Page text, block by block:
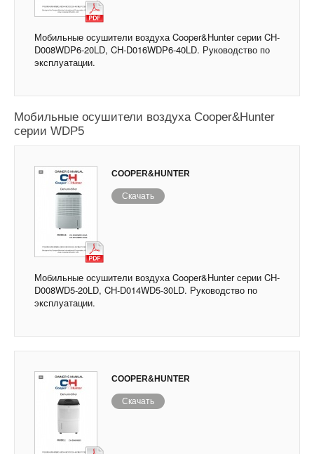
Мобильные осушители воздуха Cooper&Hunter серии CH-
D008WDP6-20LD, CH-D016WDP6-40LD. Руководство по
эксплуатации.
Мобильные осушители воздуха Cooper&Hunter
серии WDP5
COOPER&HUNTER
Скачать
Мобильные осушители воздуха Cooper&Hunter серии CH-
D008WD5-20LD, CH-D014WD5-30LD. Руководство по
эксплуатации.
COOPER&HUNTER
Скачать